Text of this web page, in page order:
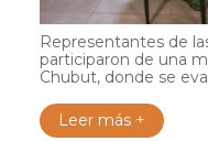
Representantes de
participaron de una
Chubut, donde se
Leer más +